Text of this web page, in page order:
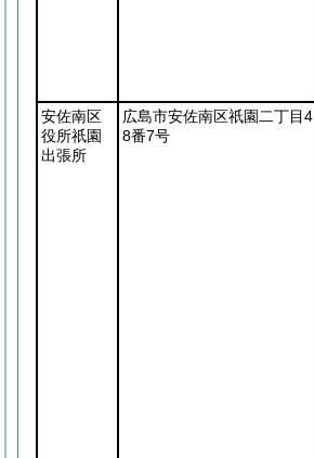
安佐南区
役所祇園
出張所
広島市安佐南区祇園二丁目4
8番7号